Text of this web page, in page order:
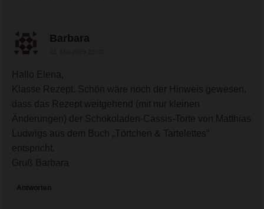
Barbara
Hallo Elena,
Klasse Rezept. Schön wäre noch der Hinweis gewesen,
dass das Rezept weitgehend (mit nur kleinen
Änderungen) der Schokoladen-Cassis-Torte von Matthias
Ludwigs aus dem Buch „Törtchen & Tartelettes“
entspricht.
Gruß Barbara
Antworten